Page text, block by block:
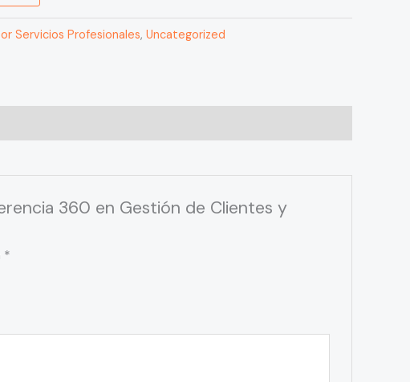
Servicios Profesionales, Uncategorized
360 en Gestión de Clientes y
*